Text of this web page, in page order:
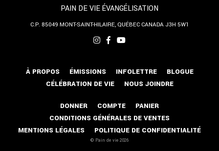
PAIN DE VIE ÉVANGÉLISATION
C.P. 85049 MONT-SAINT-HILAIRE, QUÉBECCANADA J3H 5W1
À PROPOS ÉMISSIONS INFOLETTRE
BLOGUE
CÉLÉBRATION DE VIE
NOUS JOINDRE
DONNER COMPTE
PANIER
CONDITIONS GÉNÉRALES DE VENTES
MENTIONS LÉGALES
POLITIQUE DE CONFIDENTIALITÉ
© Pain de vie 2026